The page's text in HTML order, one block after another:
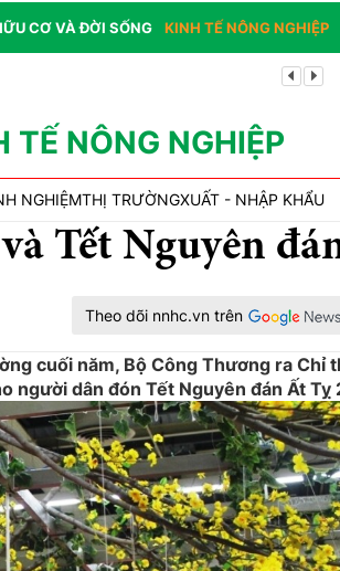
CƠ VÀ ĐỜI SỐNG KINH TẾ NÔNG NGHIỆP
Lâm
TẾ NÔNG NGHIỆP
NGHIỆMTHỊ TRƯỜNGXUẤT - NHẬP KHẨU
Tết Nguyên
Theo dõi nnhc.vn trên
cuối năm, Bộ Công Thương ra Chỉ
người dân đón Tết Nguyên đán Ất Tỵ